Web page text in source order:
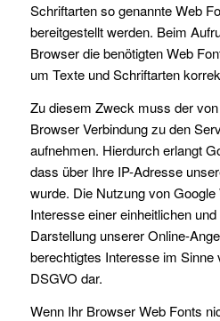
Schriftarten so genannte Web
bereitgestellt werden. Beim
Browser die benötigten Web
um Texte und Schriftarten
Zu diesem Zweck muss der
Browser Verbindung zu den
aufnehmen. Hierdurch erlangt
dass über Ihre IP-Adresse
wurde. Die Nutzung von
Interesse einer einheitlichen
Darstellung unserer Online-
berechtigtes Interesse im Sinne
DSGVO dar.
Wenn Ihr Browser Web Fonts